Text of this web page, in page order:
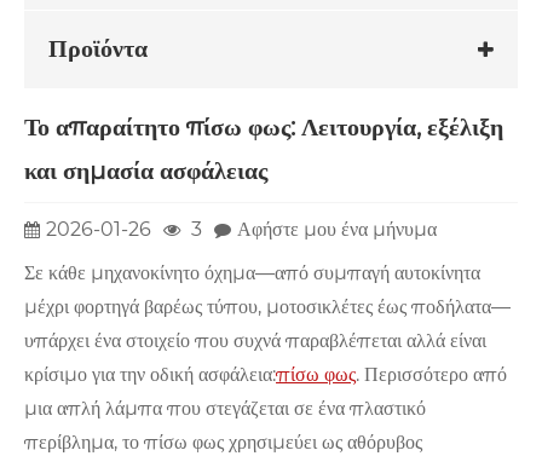
Προϊόντα
Το απαραίτητο πίσω φως: Λειτουργία, εξέλιξη
και σημασία ασφάλειας
2026-01-26 3
Αφήστε μου ένα μήνυμα
Σε κάθε μηχανοκίνητο όχημα—από συμπαγή αυτοκίνητα
μέχρι φορτηγά βαρέως τύπου, μοτοσικλέτες έως ποδήλατα—
υπάρχει ένα στοιχείο που συχνά παραβλέπεται αλλά είναι
κρίσιμο για την οδική ασφάλεια:πίσω φως. Περισσότερο από
μια απλή λάμπα που στεγάζεται σε ένα πλαστικό
περίβλημα, το πίσω φως χρησιμεύει ως αθόρυβος